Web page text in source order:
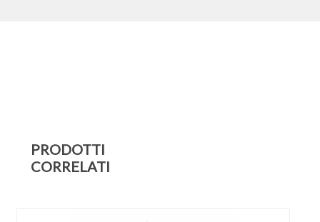
PRODOTTI
CORRELATI